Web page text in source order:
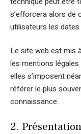
s’efforcera alors de
utilisateurs les dates
Le site web est mis
les mentions
elles s’imposent
référer le plus
connaissance.
2.